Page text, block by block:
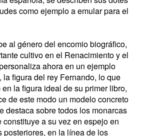
como ejemplo a emular para el
al género del encomio biográfico,
cultivo en el Renacimiento y el
ahora en un ejemplo
la figura del rey Fernando, lo que
la figura ideal de su primer libro,
de este modo un modelo concreto
destaca sobre todos los monarcas
constituye a su vez en espejo en
posteriores, en la línea de los